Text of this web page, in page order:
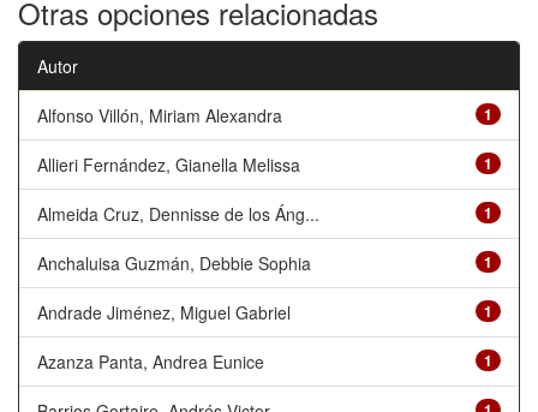
Otras opciones relacionadas
Autor
1
Alfonso Villón, Miriam Alexandra
1
Allieri Fernández, Gianella Melissa
1
Almeida Cruz, Dennisse de los Áng...
1
Anchaluisa Guzmán, Debbie Sophia
1
Andrade Jiménez, Miguel Gabriel
1
Azanza Panta, Andrea Eunice